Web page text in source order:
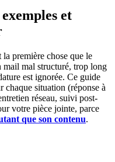
et
première chose que le
mal structuré, trop long
est ignorée. Ce guide
chaque situation (réponse à
réseau, suivi post-
votre pièce jointe, parce
que son contenu.